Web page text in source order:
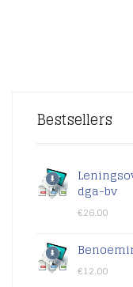
Bestsellers
dga-bv
€26.00
€12.00